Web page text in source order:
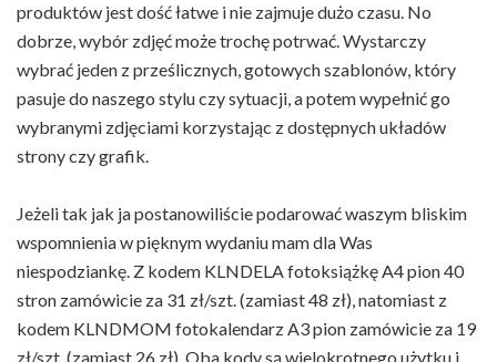
produktów jest dość łatwe i nie zajmuje dużo czasu. No
dobrze, wybór zdjęć może trochę potrwać. Wystarczy
wybrać jeden z prześlicznych, gotowych szablonów, który
pasuje do naszego stylu czy sytuacji, a potem wypełnić go
wybranymi zdjęciami korzystając z dostępnych układów
strony czy grafik.
Jeżeli tak jak ja postanowiliście podarować waszym bliskim
wspomnienia w pięknym wydaniu mam dla Was
niespodziankę. Z kodem KLNDELA fotoksiążkę A4 pion 40
stron zamówicie za 31 zł/szt. (zamiast 48 zł), natomiast z
kodem KLNDMOM fotokalendarz A3 pion zamówicie za 19
zł/szt. (zamiast 26 zł). Oba kody są wielokrotnego użytku i